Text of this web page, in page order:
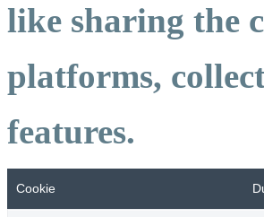
like sharing the
platforms,
features.
Cookie